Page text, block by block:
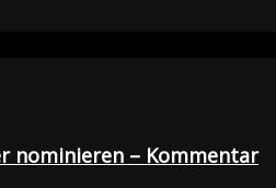
nominieren – Kommentar